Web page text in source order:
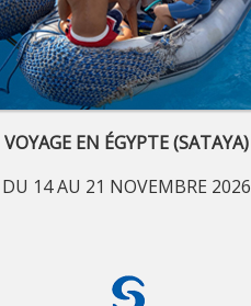
VOYAGE EN ÉGYPTE (SATAYA)
DU 14 AU 21 NOVEMBRE 2026